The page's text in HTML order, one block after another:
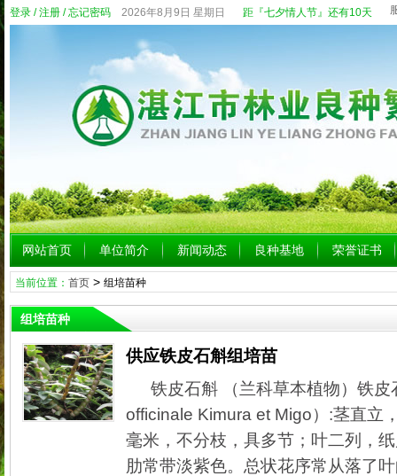
登录/注册/忘记密码 2026年8月9日 星期日 距『七夕情人节』还有10天
网站首页 单位简介 新闻动态 良种基地 荣誉证书
当前位置： 首页> 组培苗种
组培苗种
供应铁皮石斛组培苗
铁皮石斛 （兰科草本植物）铁
officinale Kimura et Migo）:茎直立
毫米，不分枝，具多节；叶二列，
肋常带淡紫色。总状花序常从落了